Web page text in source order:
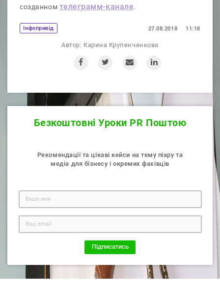
созданном телеграмм-канале.
Iнфопривід 27.08.2018 11:18
Автор: Карина Крупенченкова
Безкоштовнi Уроки PR Поштою
Рекомендації та цікаві кейси на тему піару та
медiа для бізнесу і окремих фахiвцiв